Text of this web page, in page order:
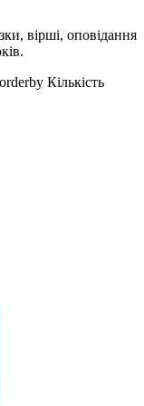
вірші, оповідання
Кількість